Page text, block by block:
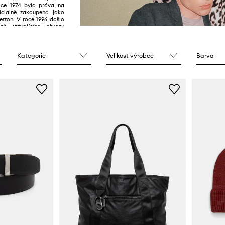
1974 byla práva na
zakoupena jako
V roce 1996 došlo
stávajícího obrazu
Kategorie Velikost výrobce Barva